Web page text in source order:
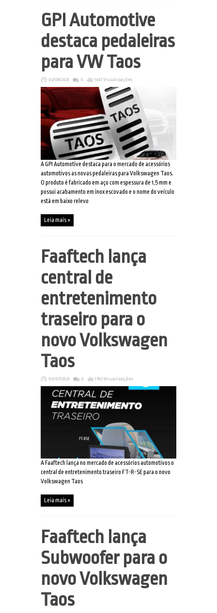
GPI Automotive
destaca pedaleiras
para VW Taos
02/08/2021 0 1631 Visualizações
A GPI Automotive destaca para o mercado de acessórios
automotivos as novas pedaleiras para Volkswagen Taos.
O produto é fabricado em aço com espessura de 1,5 mm e
possui acabamento em inox escovado e o nome do veículo
está em baixo relevo
Leia mais »
Faaftech lança
central de
entretenimento
traseiro para o
novo Volkswagen
Taos
03/07/2021 0 1792 Visualizações
A Faaftech lança no mercado de acessórios automotivos o
central de entretenimento traseiro FT-R-SE para o novo
Volkswagen Taos
Leia mais »
Faaftech lança
Subwoofer para o
novo Volkswagen
Taos